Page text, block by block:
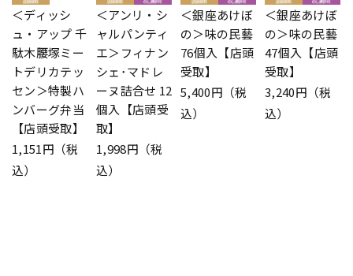
＜ディッシ
ュ・アップ 千
駄木腰塚ミー
トデリカテッ
セン＞特製ハ
ンバーグ弁当
【店頭受取】
1,151円（税
込）
＜アンリ・シ
ャルパンティ
エ＞フィナン
シェ･マドレ
ーヌ詰合せ 12
個入【店頭受
取】
1,998円（税
込）
＜銀座あけぼ
の＞味の民藝
76個入【店頭
受取】
5,400円（税
込）
＜銀座あけぼ
の＞味の民藝
47個入【店頭
受取】
3,240円（税
込）